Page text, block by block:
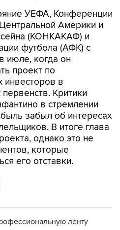
УЕФА, Конференции
Америки и
(КОНКАКАФ) и
футбола (АФК) с
июле, когда он
проект по
инвесторов в
Критики
в стремлении
забыл об интересах
В итоге глава
однако это не
которые
его отставки.
ленту